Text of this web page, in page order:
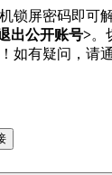
锁屏密码即可
出公开账号>。
如有疑问，请